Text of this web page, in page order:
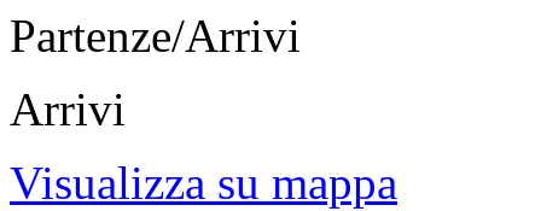
Partenze/Arrivi
Arrivi
Visualizza su mappa